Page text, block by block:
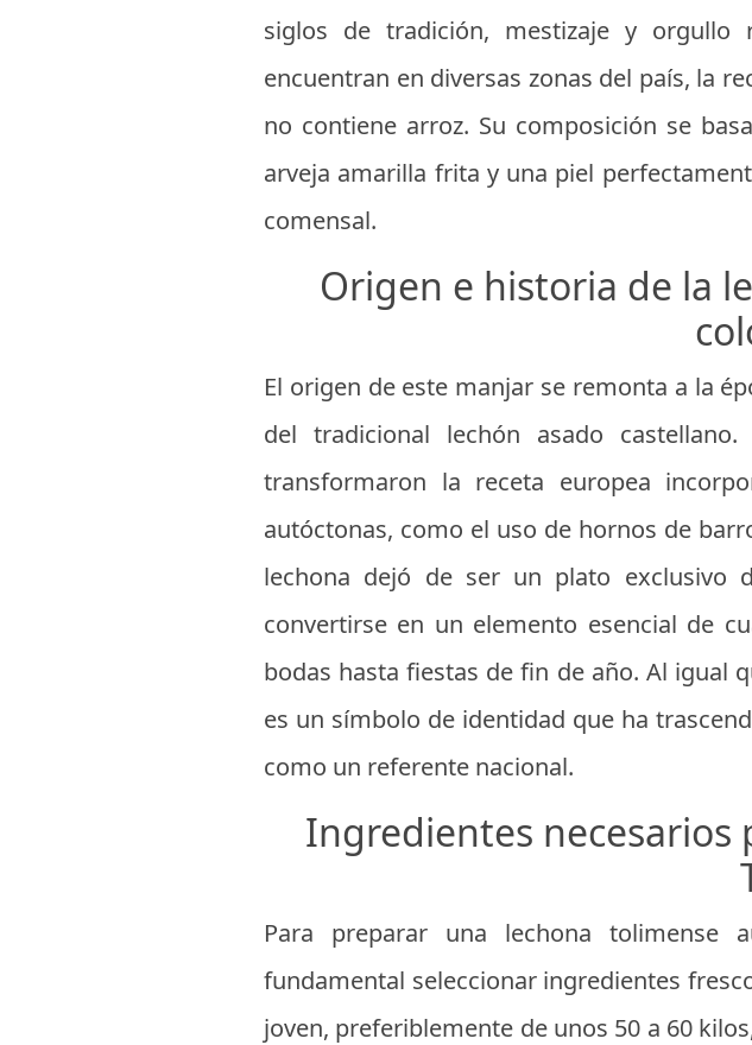
siglos de tradición, mestizaje y
encuentran en diversas zonas del país, la
no contiene arroz. Su composición se
arveja amarilla frita y una piel
comensal.
Origen e historia de la
El origen de este manjar se remonta a la
del tradicional lechón asado
transformaron la receta europea
autóctonas, como el uso de hornos de
lechona dejó de ser un plato exclusivo
convertirse en un elemento esencial de
bodas hasta fiestas de fin de año. Al igual
es un símbolo de identidad que ha
como un referente nacional.
Ingredientes necesarios
Para preparar una lechona tolimense
fundamental seleccionar ingredientes
joven, preferiblemente de unos 50 a 60